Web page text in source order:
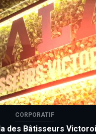
CORPORATIF
des Bâtisseurs